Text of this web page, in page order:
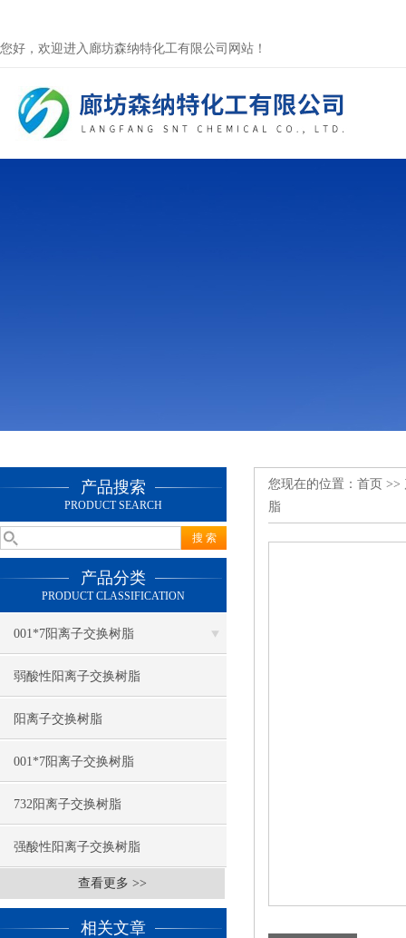
您好，欢迎进入廊坊森纳特化工有限公司网站！
产品搜索
PRODUCT SEARCH
产品分类
PRODUCT CLASSIFICATION
001*7阳离子交换树脂
弱酸性阳离子交换树脂
阳离子交换树脂
001*7阳离子交换树脂
732阳离子交换树脂
强酸性阳离子交换树脂
查看更多 >>
相关文章
您现在的位置： 首页 >>
脂